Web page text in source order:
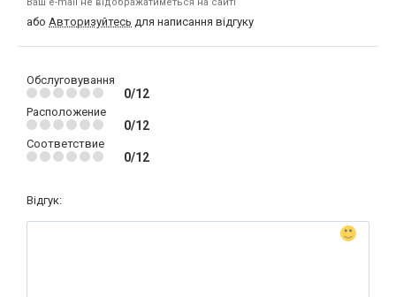
або Авторизуйтесь для написання відгуку
Обслуговування
0/12
Расположение
0/12
Соответствие
0/12
Відгук: